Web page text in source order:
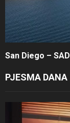
San Diego – SAD
PJESMA DANA